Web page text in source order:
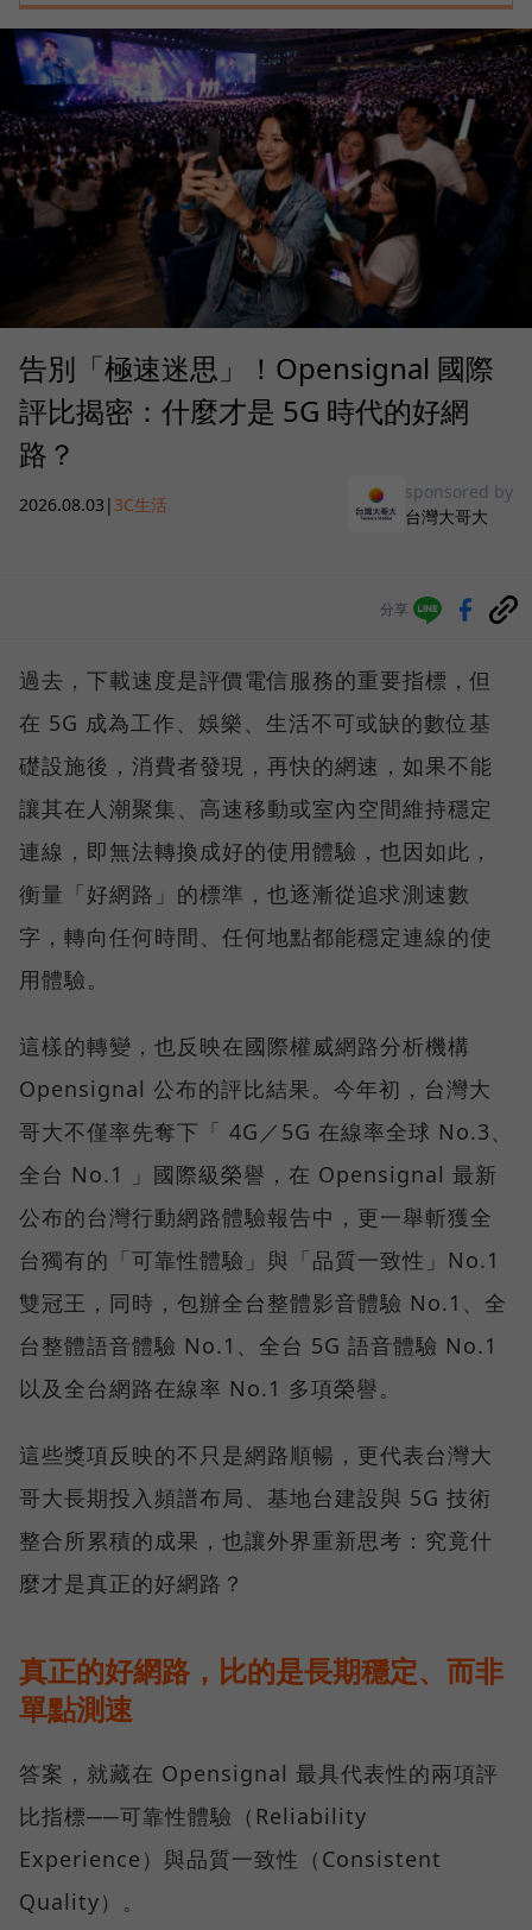
告別「極速迷思」！Opensignal 國際
評比揭密：什麼才是 5G 時代的好網
路？
2026.08.03 | 3C生活
sponsored by
台灣大哥大
分享
過去，下載速度是評價電信服務的重要指標，但
在 5G 成為工作、娛樂、生活不可或缺的數位基
礎設施後，消費者發現，再快的網速，如果不能
讓其在人潮聚集、高速移動或室內空間維持穩定
連線，即無法轉換成好的使用體驗，也因如此，
衡量「好網路」的標準，也逐漸從追求測速數
字，轉向任何時間、任何地點都能穩定連線的使
用體驗。
這樣的轉變，也反映在國際權威網路分析機構
Opensignal 公布的評比結果。今年初，台灣大
哥大不僅率先奪下「 4G／5G 在線率全球 No.3、
全台 No.1 」國際級榮譽，在 Opensignal 最新
公布的台灣行動網路體驗報告中，更一舉斬獲全
台獨有的「可靠性體驗」與「品質一致性」No.1
雙冠王，同時，包辦全台整體影音體驗 No.1、全
台整體語音體驗 No.1、全台 5G 語音體驗 No.1
以及全台網路在線率 No.1 多項榮譽。
這些獎項反映的不只是網路順暢，更代表台灣大
哥大長期投入頻譜布局、基地台建設與 5G 技術
整合所累積的成果，也讓外界重新思考：究竟什
麼才是真正的好網路？
真正的好網路，比的是長期穩定、而非
單點測速
答案，就藏在 Opensignal 最具代表性的兩項評
比指標──可靠性體驗（Reliability
Experience）與品質一致性（Consistent
Quality）。